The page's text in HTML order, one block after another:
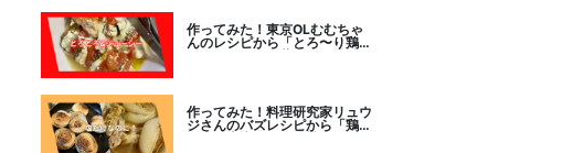
作ってみた！東京OLむむちゃ
んのレシピから「とろ〜り鶏む
作ってみた！料理研究家リュウ
ジさんのバズレシピから「鶏の